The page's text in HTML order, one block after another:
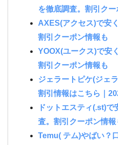
を徹底調査。割引クー
AXES(アクセス)で安
割引クーポン情報も
YOOX(ユークス)で安
割引クーポン情報も
ジェラートピケ(ジェ
割引情報はこちら｜
ドットエスティ(.st)
査。割引クーポン情報
Temu( テム)やばい？